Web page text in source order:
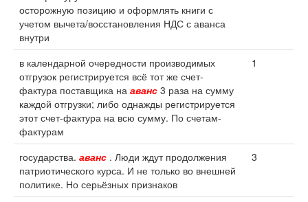
осторожную позицию и оформлять книги с
учетом вычета/восстановления НДС с аванса
внутри
в календарной очередности производимых
отгрузок регистрируется всё тот же счет-
фактура поставщика на аванс 3 раза на сумму
каждой отгрузки; либо однажды регистрируется
этот счет-фактура на всю сумму. По счетам-
фактурам
1
государства. аванс . Люди ждут продолжения
патриотического курса. И не только во внешней
политике. Но серьёзных признаков
3